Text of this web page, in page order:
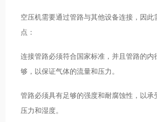
空压机需要通过管路与其他设备连接，因此
点：
连接管路必须符合国家标准，并且管路的内
够，以保证气体的流量和压力。
管路必须具有足够的强度和耐腐蚀性，以承
压力和湿度。